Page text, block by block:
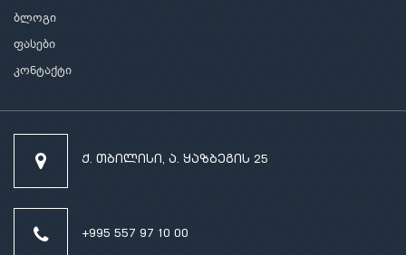
ბლოგი
ფასები
კონტაქტი
ქ. თბილისი, ა. ყაზბეგის 25
+995 557 97 10 00